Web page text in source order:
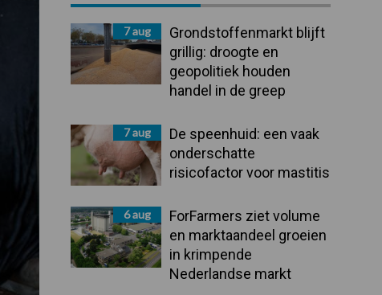
Sidebar7 aug
Grondstoffenmarkt blijft
grillig: droogte en
geopolitiek houden
handel in de greep
7 aug
De speenhuid: een vaak
onderschatte
risicofactor voor mastitis
6 aug
ForFarmers ziet volume
en marktaandeel groeien
in krimpende
Nederlandse markt